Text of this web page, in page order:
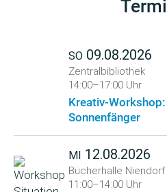
SO 09.08.2026
Zentralbibliothek
14:00–17:00 Uhr
Kreativ-
Sonnenfänger
MI 12.08.2026
Bücherhalle Niendorf
11:00–14:00 Uhr